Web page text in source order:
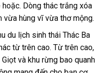
Dòng thác trắng xóa
vừa hùng vĩ vừa thơ mộng.
du lịch sinh thái Thác Ba
từ trên cao. Từ trên cao,
và khu rừng bao quanh